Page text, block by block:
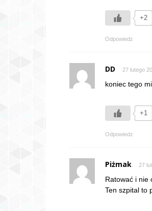
+2
Odpowiedz
DD 27 lutego
koniec tego
+1
Odpowiedz
Piżmak 27
Ratować i nie
Ten szpital to